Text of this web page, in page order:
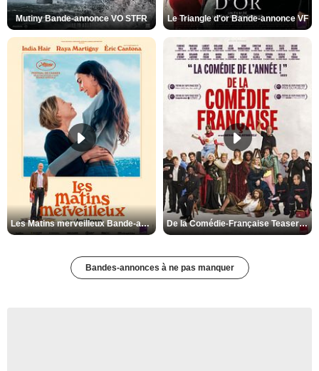
Mutiny Bande-annonce VO STFR Le Triangle d'or Bande-annonce VF
Les Matins merveilleux Bande-annonce VF De la Comédie-Française Teaser VF
Bandes-annonces à ne pas manquer